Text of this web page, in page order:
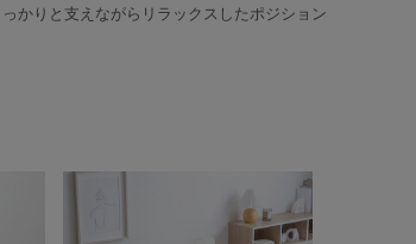
かりと支えながらリラックスしたポジション